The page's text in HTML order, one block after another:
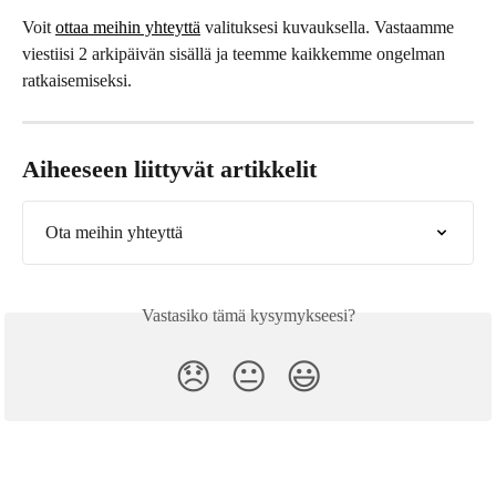
Voit ottaa meihin yhteyttä valituksesi kuvauksella. Vastaamme
viestiisi 2 arkipäivän sisällä ja teemme kaikkemme ongelman
ratkaisemiseksi.
Aiheeseen liittyvät artikkelit
Ota meihin yhteyttä
Vastasiko tämä kysymykseesi?
😞 😐 😃